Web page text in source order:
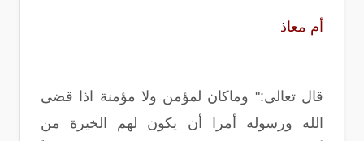
أم معاذ
قال تعالى:" وماكان لمؤمن ولا مؤمنة اذا قضى
الله ورسوله أمرا أن يكون لهم الخيرة من